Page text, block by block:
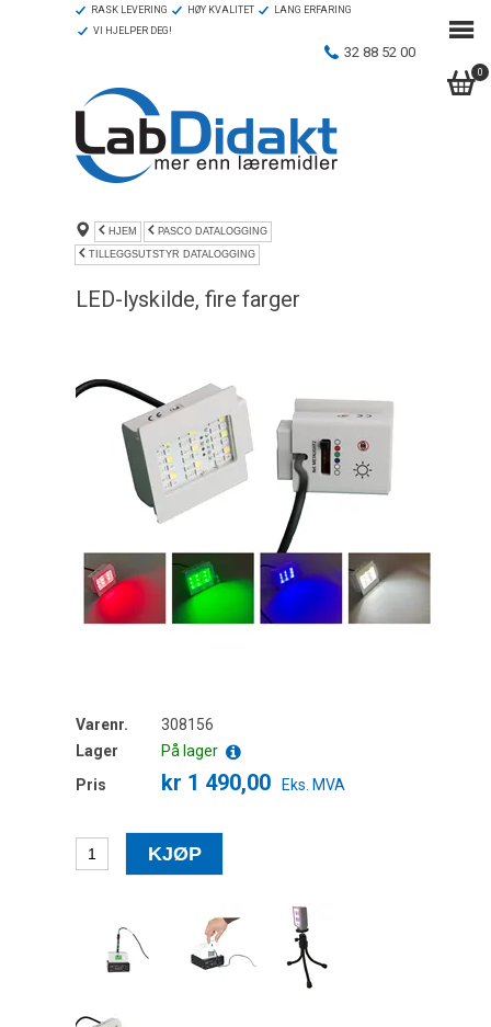
0
RASK LEVERING HØY KVALITET
LANG ERFARING
VI HJELPER DEG!
32 88 52 00
HJEM PASCO DATALOGGING
TILLEGGSUTSTYR DATALOGGING
LED-lyskilde, fire farger
Varenr.
308156
Lager
På lager
Pris
kr 1 490,00 Eks. MVA